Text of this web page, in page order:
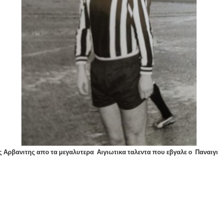
Αρβανιτης απο τα μεγαλυτερα Αιγιωτικα ταλεντα που εβγαλε ο